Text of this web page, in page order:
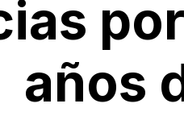
años